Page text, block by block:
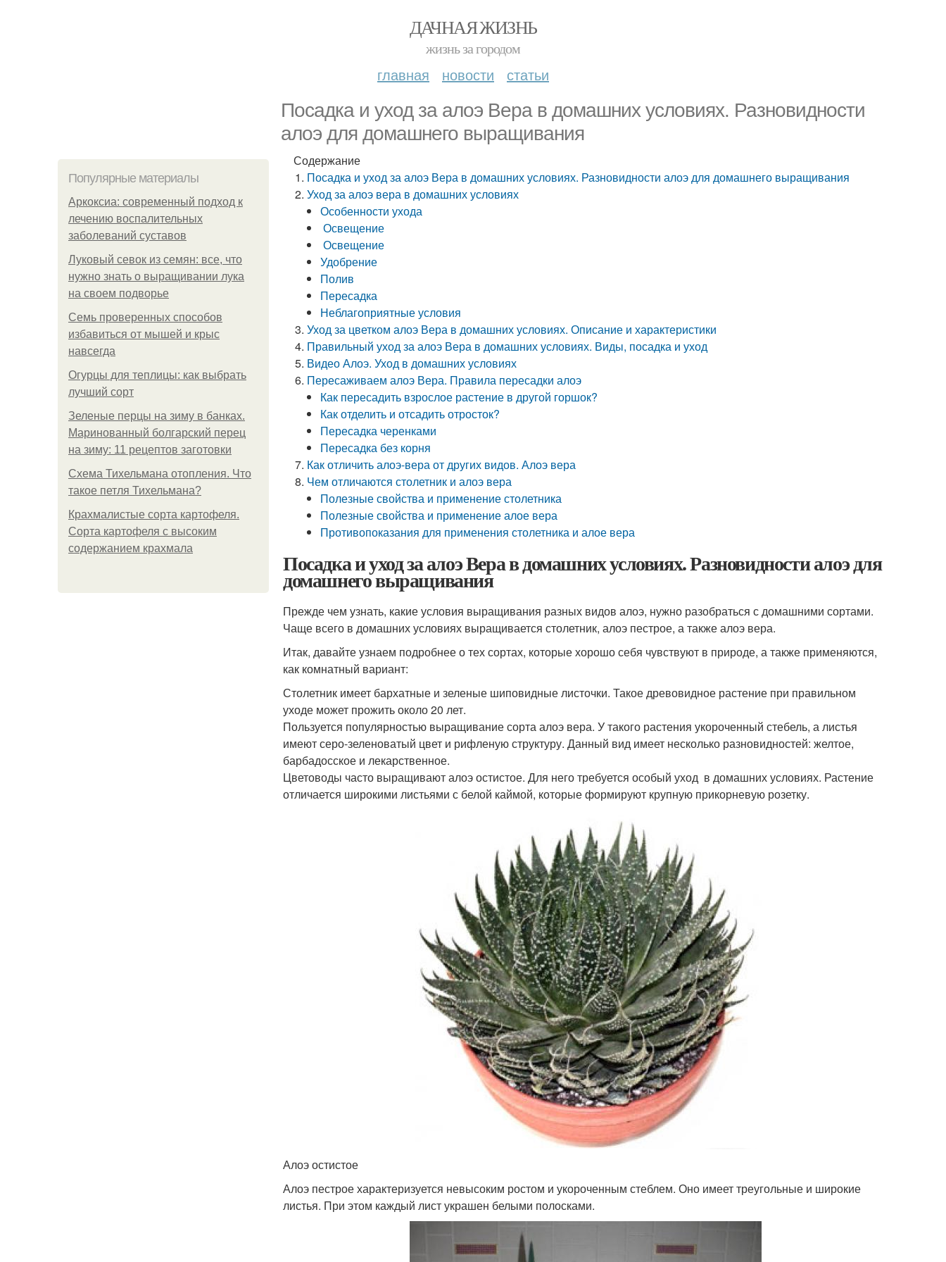
ДАЧНАЯ ЖИЗНЬ
жизнь за городом
главная новости статьи
Посадка и уход за алоэ Вера в домашних условиях. Разновидности
алоэ для домашнего выращивания
Популярные материалы
Аркоксиа: современный подход к
лечению воспалительных
заболеваний суставов
Луковый севок из семян: все, что
нужно знать о выращивании лука
на своем подворье
Семь проверенных способов
избавиться от мышей и крыс
навсегда
Огурцы для теплицы: как выбрать
лучший сорт
Зеленые перцы на зиму в банках.
Маринованный болгарский перец
на зиму: 11 рецептов заготовки
Схема Тихельмана отопления. Что
такое петля Тихельмана?
Крахмалистые сорта картофеля.
Сорта картофеля с высоким
содержанием крахмала
Содержание
Посадка и уход за алоэ Вера в домашних условиях. Разновидности алоэ для домашнего выращивания
Уход за алоэ вера в домашних условиях
Особенности ухода
Освещение
Освещение
Удобрение
Полив
Пересадка
Неблагоприятные условия
Уход за цветком алоэ Вера в домашних условиях. Описание и характеристики
Правильный уход за алоэ Вера в домашних условиях. Виды, посадка и уход
Видео Алоэ. Уход в домашних условиях
Пересаживаем алоэ Вера. Правила пересадки алоэ
Как пересадить взрослое растение в другой горшок?
Как отделить и отсадить отросток?
Пересадка черенками
Пересадка без корня
Как отличить алоэ-вера от других видов. Алоэ вера
Чем отличаются столетник и алоэ вера
Полезные свойства и применение столетника
Полезные свойства и применение алое вера
Противопоказания для применения столетника и алое вера
Посадка и уход за алоэ Вера в домашних условиях. Разновидности алоэ для
домашнего выращивания
Прежде чем узнать, какие условия выращивания разных видов алоэ, нужно разобраться с домашними сортами.
Чаще всего в домашних условиях выращивается столетник, алоэ пестрое, а также алоэ вера.
Итак, давайте узнаем подробнее о тех сортах, которые хорошо себя чувствуют в природе, а также применяются,
как комнатный вариант:
Столетник имеет бархатные и зеленые шиповидные листочки. Такое древовидное растение при правильном
уходе может прожить около 20 лет.
Пользуется популярностью выращивание сорта алоэ вера. У такого растения укороченный стебель, а листья
имеют серо-зеленоватый цвет и рифленую структуру. Данный вид имеет несколько разновидностей: желтое,
барбадосское и лекарственное.
Цветоводы часто выращивают алоэ остистое. Для него требуется особый уход в домашних условиях. Растение
отличается широкими листьями с белой каймой, которые формируют крупную прикорневую розетку.
Алоэ остистое
Алоэ пестрое характеризуется невысоким ростом и укороченным стеблем. Оно имеет треугольные и широкие
листья. При этом каждый лист украшен белыми полосками.